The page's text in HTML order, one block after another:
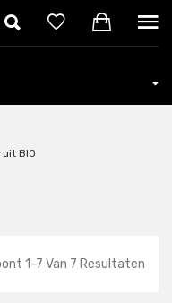
BIO
1-7 Van 7 Resultaten